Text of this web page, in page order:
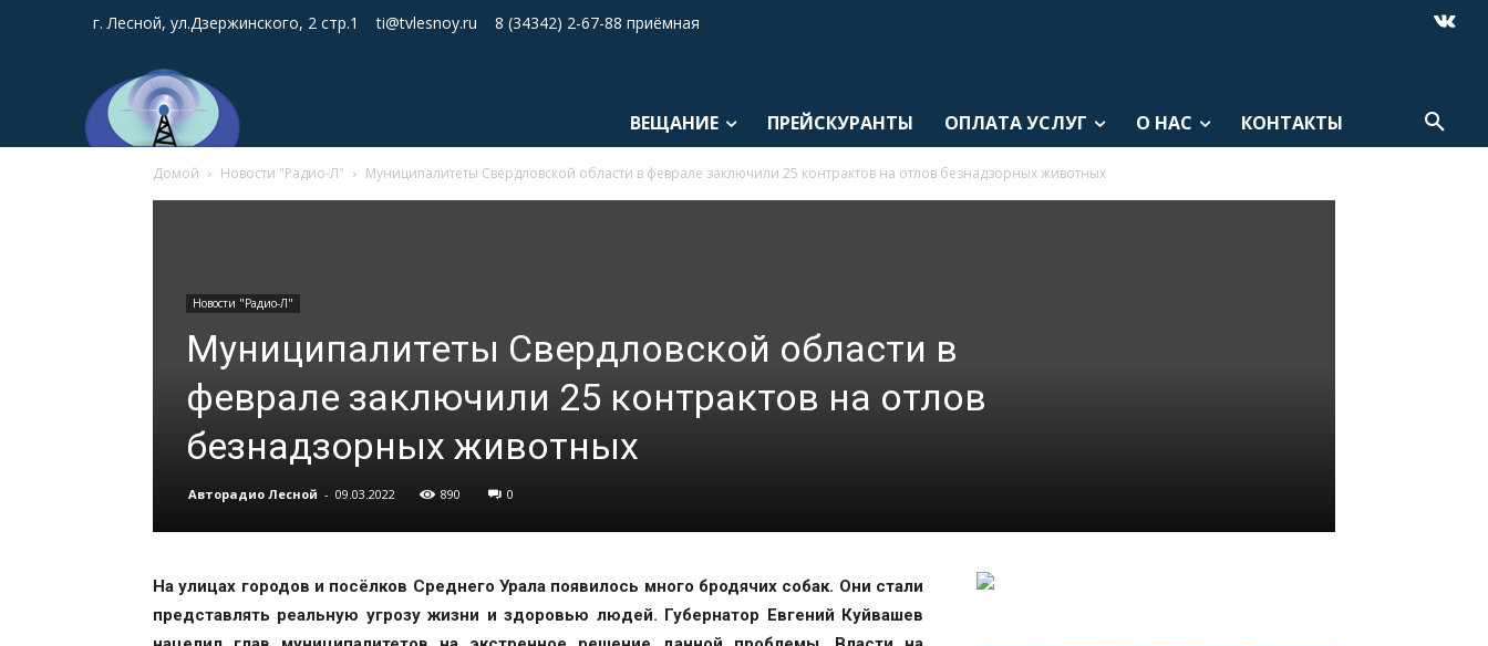
г. Лесной, ул.Дзержинского, 2 стр.1 ti@tvlesnoy.ru 8 (34342) 2-67-88 приёмная
ВЕЩАНИЕ ПРЕЙСКУРАНТЫ ОПЛАТА УСЛУГ О НАС КОНТАКТЫ
Домой Новости "Радио-Л" Муниципалитеты Свердловской области в феврале заключили 25 контрактов на отлов безнадзорных животных
Новости "Радио-Л"
Муниципалитеты Свердловской области в
феврале заключили 25 контрактов на отлов
безнадзорных животных
Авторадио Лесной - 09.03.2022 890 0
На улицах городов и посёлков Среднего Урала появилось много бродячих собак. Они стали
представлять реальную угрозу жизни и здоровью людей. Губернатор Евгений Куйвашев